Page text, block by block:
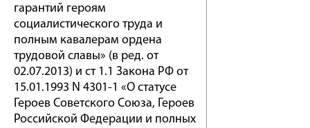
гарантий героям
социалистического труда и
полным кавалерам ордена
трудовой славы» (в ред. от
02.07.2013) и ст 1.1 Закона РФ от
15.01.1993 N 4301-1 «О статусе
Героев Советского Союза, Героев
Российской Федерации и полных